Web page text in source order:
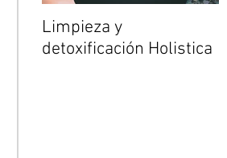
Limpieza y
detoxificación Holistica